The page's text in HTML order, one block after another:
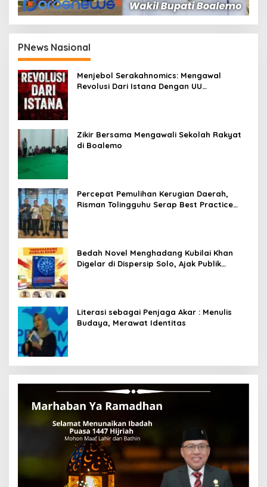
PNews Nasional
Menjebol Serakahnomics: Mengawal
Revolusi Dari Istana Dengan UU
Zikir Bersama Mengawali Sekolah Rakyat
di Boalemo
Percepat Pemulihan Kerugian Daerah,
Risman Tolingguhu Serap Best Practice
Bedah Novel Menghadang Kubilai Khan
Digelar di Dispersip Solo, Ajak Publik
Literasi sebagai Penjaga Akar : Menulis
Budaya, Merawat Identitas